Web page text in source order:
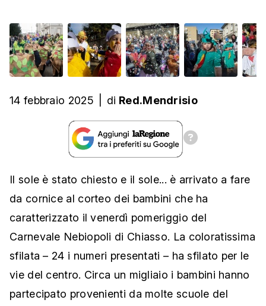
14 febbraio 2025 di Red.Mendrisio
Il sole è stato chiesto e il sole... è arrivato a fare
da cornice al corteo dei bambini che ha
caratterizzato il venerdì pomeriggio del
Carnevale Nebiopoli di Chiasso. La coloratissima
sfilata – 24 i numeri presentati – ha sfilato per le
vie del centro. Circa un migliaio i bambini hanno
partecipato provenienti da molte scuole del